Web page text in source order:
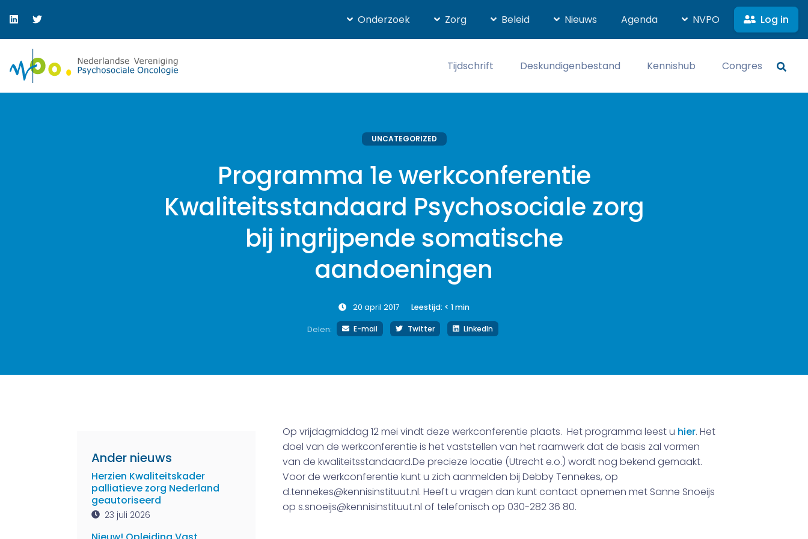
Onderzoek Zorg Beleid Nieuws Agenda NVPO Log in
Tijdschrift Deskundigenbestand Kennishub Congres
UNCATEGORIZED
Programma 1e werkconferentie
Kwaliteitsstandaard Psychosociale zorg
bij ingrijpende somatische
aandoeningen
20 april 2017 Leestijd: < 1min
Delen: E-mail Twitter LinkedIn
Ander nieuws
Herzien Kwaliteitskader
palliatieve zorg Nederland
geautoriseerd
23 juli 2026
Op vrijdagmiddag 12 mei vindt deze werkconferentie plaats. Het programma leest u hier. Het
doel van de werkconferentie is het vaststellen van het raamwerk dat de basis zal vormen
van de kwaliteitsstandaard.De precieze locatie (Utrecht e.o.) wordt nog bekend gemaakt.
Voor de werkconferentie kunt u zich aanmelden bij Debby Tennekes, op
d.tennekes@kennisinstituut.nl. Heeft u vragen dan kunt contact opnemen met Sanne Snoeijs
op s.snoeijs@kennisinstituut.nl of telefonisch op 030-282 36 80.